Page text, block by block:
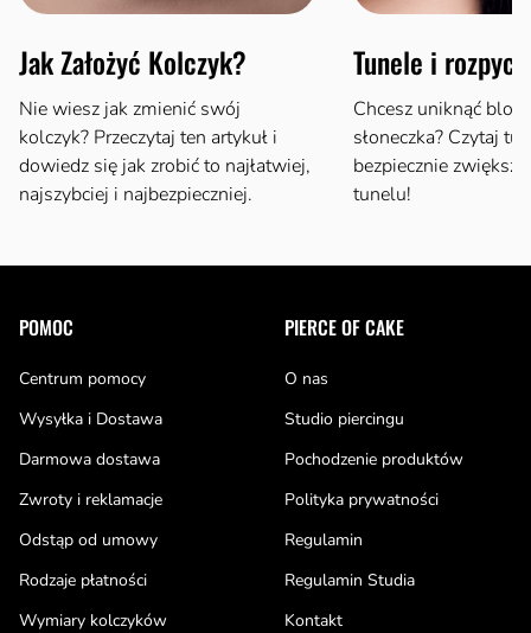
Jak Założyć Kolczyk?
Nie wiesz jak zmienić swój
kolczyk? Przeczytaj ten artykuł i
dowiedz się jak zrobić to najłatwiej,
najszybciej i najbezpieczniej.
Tunele i
Chcesz uniknąć
słoneczka? Czytaj
bezpiecznie
tunelu!
POMOC
Centrum pomocy
Wysyłka i Dostawa
Darmowa dostawa
Zwroty i reklamacje
Odstąp od umowy
Rodzaje płatności
Wymiary kolczyków
PIERCE OF CAKE
O nas
Studio piercingu
Pochodzenie produktów
Polityka prywatności
Regulamin
Regulamin Studia
Kontakt